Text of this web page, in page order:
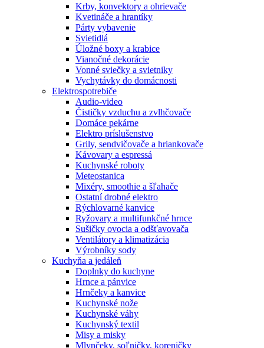
Krby, konvektory a ohrievače
Kvetináče a hrantíky
Párty vybavenie
Svietidlá
Úložné boxy a krabice
Vianočné dekorácie
Vonné sviečky a svietniky
Vychytávky do domácnosti
Elektrospotrebiče
Audio-video
Čističky vzduchu a zvlhčovače
Domáce pekárne
Elektro príslušenstvo
Grily, sendvičovače a hriankovače
Kávovary a espressá
Kuchynské roboty
Meteostanica
Mixéry, smoothie a šľahače
Ostatní drobné elektro
Rýchlovarné kanvice
Ryžovary a multifunkčné hrnce
Sušičky ovocia a odšťavovača
Ventilátory a klimatizácia
Výrobníky sody
Kuchyňa a jedáleň
Doplnky do kuchyne
Hrnce a pánvice
Hrnčeky a kanvice
Kuchynské nože
Kuchynské váhy
Kuchynský textil
Misy a misky
Mlynčeky, soľničky, koreničky